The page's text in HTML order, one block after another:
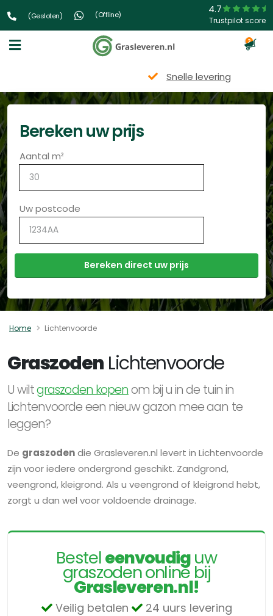
(Gesloten) (Offline) 4.7
Trustpilot score
3
Snelle levering
Bereken uw prijs
Aantal m²
Uw postcode
Home Lichtenvoorde
Graszoden Lichtenvoorde
U wiltgraszoden kopenom bij u in de tuin in
Lichtenvoorde een nieuw gazon mee aan te
leggen?
De graszodendie Grasleveren.nl levert in Lichtenvoorde
zijn voor iedere ondergrond geschikt. Zandgrond,
veengrond, kleigrond. Als u veengrond of kleigrond hebt,
zorgt u dan wel voor voldoende drainage.
Besteleenvoudiguw
graszoden online bij
Grasleveren.nl!
Veilig betalen 24 uurs levering